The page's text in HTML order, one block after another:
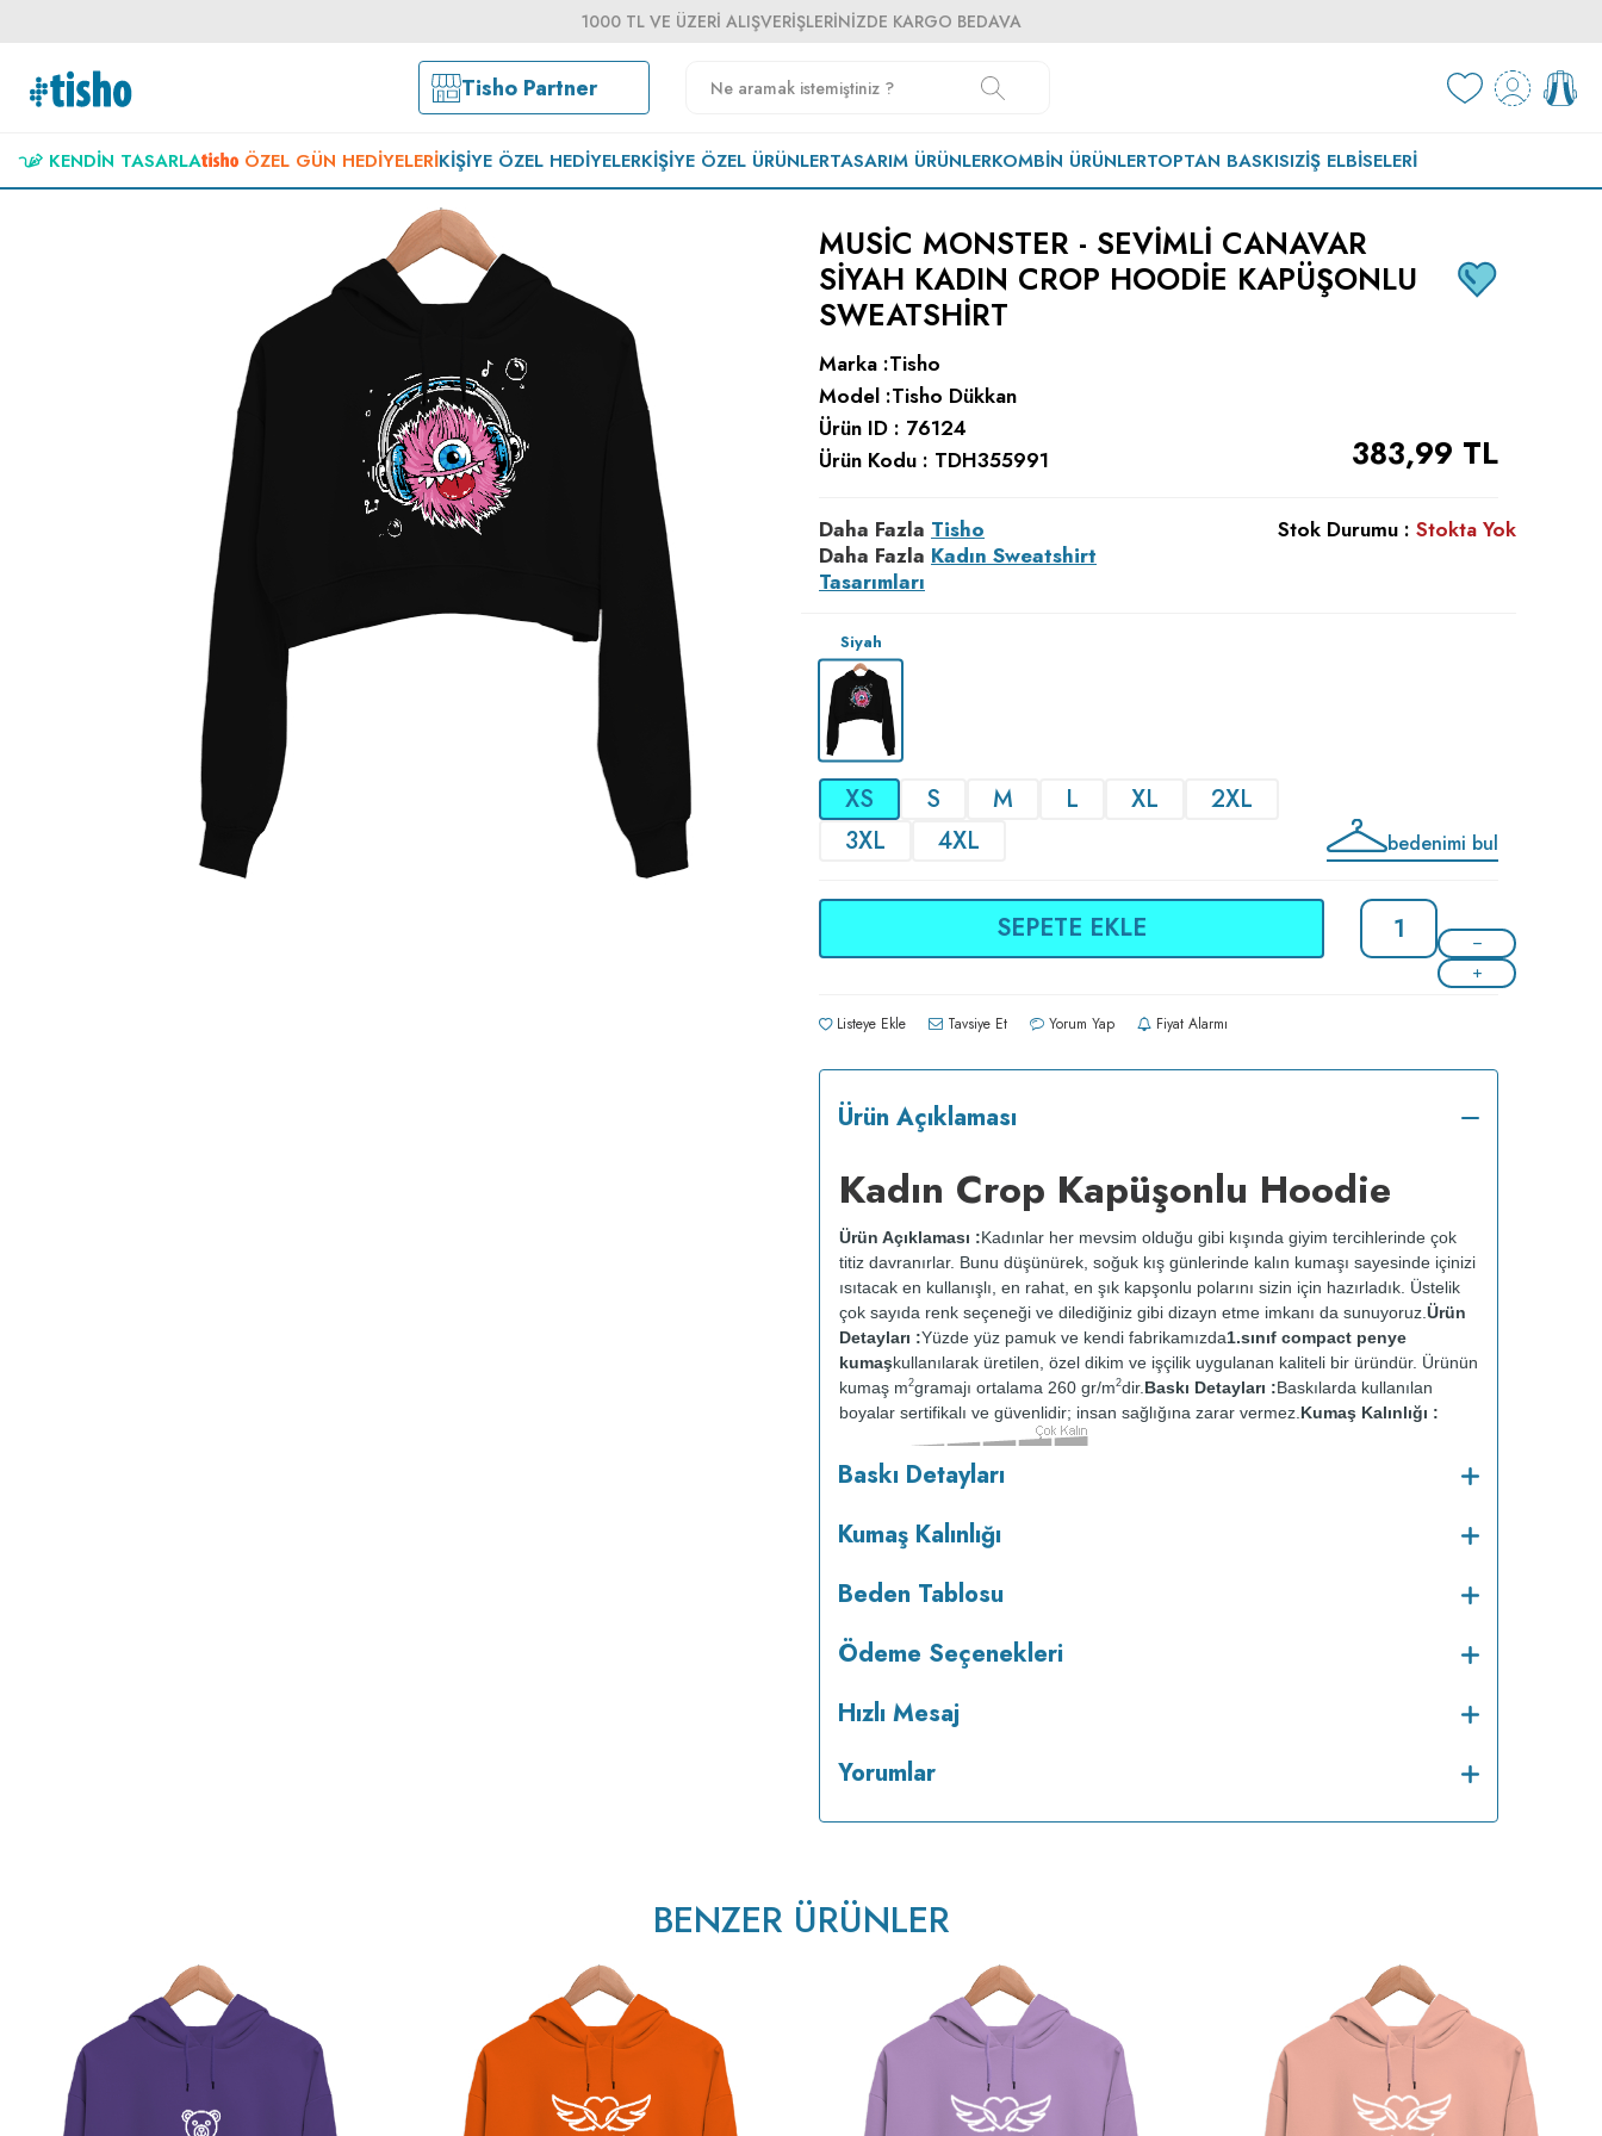
1000 TL VE ÜZERI ALIŞVERIŞLERINIZDE KARGO BEDAVA
Tisho Partner
KENDIN TASARLA ÖZEL GÜN HEDIYELERIKIŞIYE ÖZEL HEDIYELERKIŞIYE ÖZEL ÜRÜNLERTASARIM ÜRÜNLERKOMBIN ÜRÜNLERTOPTAN BASKISIZİŞ ELBISELERI
MUSIC MONSTER - SEVIMLI CANAVAR
SIYAH KADIN CROP HOODIE KAPÜŞONLU
SWEATSHIRT
Marka :Tisho
Model :Tisho Dükkan
Ürün ID : 76124
Ürün Kodu : TDH355991 383,99 TL
Daha Fazla Tisho
Daha Fazla Kadın Sweatshirt
Tasarımları
Stok Durumu : Stokta Yok
Siyah
XS S M L XL
2XL
3XL
4XL bedenimi bul
SEPETE EKLE
Listeye Ekle Tavsiye Et Yorum Yap Fiyat Alarmı
Ürün Açıklaması
Kadın Crop Kapüşonlu Hoodie
Ürün Açıklaması :Kadınlar her mevsim olduğu gibi kışında giyim tercihlerinde çok
titiz davranırlar. Bunu düşünürek, soğuk kış günlerinde kalın kumaşı sayesinde içinizi
ısıtacak en kullanışlı, en rahat, en şık kapşonlu polarını sizin için hazırladık. Üstelik
çok sayıda renk seçeneği ve dilediğiniz gibi dizayn etme imkanı da sunuyoruz. Ürün
Detayları :Yüzde yüz pamuk ve kendi fabrikamızda1.sınıf compact penye
kumaşkullanılarak üretilen, özel dikim ve işçilik uygulanan kaliteli bir üründür. Ürünün
kumaş m2gramajı ortalama 260 gr/m2dir. Baskı Detayları :Baskılarda kullanılan
boyalar sertifikalı ve güvenlidir; insan sağlığına zarar vermez. Kumaş Kalınlığı :
tersten yıkanır.Kuru temizleme yapılmaz.
v233.25
Baskı Detayları
Kumaş Kalınlığı
Beden Tablosu
Ödeme Seçenekleri
Hızlı Mesaj
Yorumlar
BENZER ÜRÜNLER